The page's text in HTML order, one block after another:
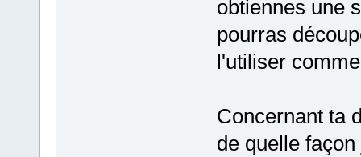
obtiennes une
pourras
l'utiliser
Concernant ta
de quelle